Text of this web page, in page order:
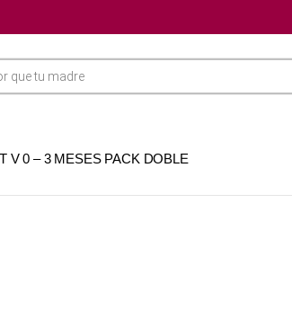
V 0 – 3 MESES PACK DOBLE